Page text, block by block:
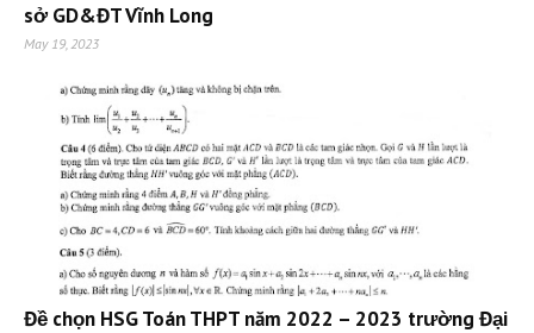
sở GD&ĐT Vĩnh Long
May 19, 2023
Đề chọn HSG Toán THPT năm 2022 – 2023 trường Đại